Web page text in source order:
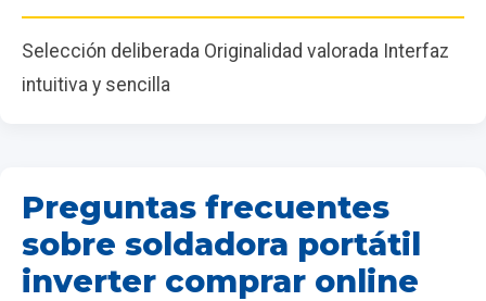
Selección deliberada Originalidad valorada Interfaz
intuitiva y sencilla
Preguntas frecuentes
sobre soldadora portátil
inverter comprar online